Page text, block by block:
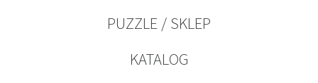
PUZZLE / SKLEP
KATALOG